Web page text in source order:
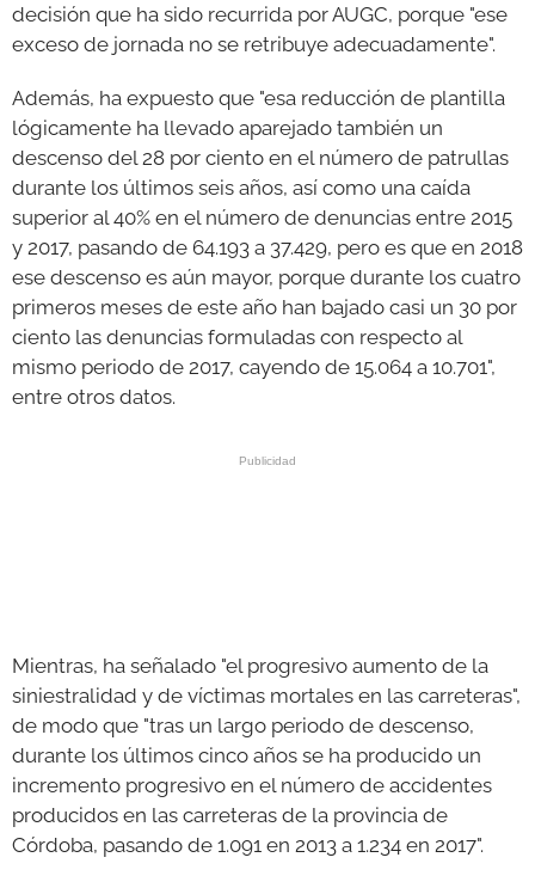
decisión que ha sido recurrida por AUGC, porque "ese
exceso de jornada no se retribuye adecuadamente".
Además, ha expuesto que "esa reducción de plantilla
lógicamente ha llevado aparejado también un
descenso del 28 por ciento en el número de patrullas
durante los últimos seis años, así como una caída
superior al 40% en el número de denuncias entre 2015
y 2017, pasando de 64.193 a 37.429, pero es que en 2018
ese descenso es aún mayor, porque durante los cuatro
primeros meses de este año han bajado casi un 30 por
ciento las denuncias formuladas con respecto al
mismo periodo de 2017, cayendo de 15.064 a 10.701",
entre otros datos.
Mientras, ha señalado "el progresivo aumento de la
siniestralidad y de víctimas mortales en las carreteras",
de modo que "tras un largo periodo de descenso,
durante los últimos cinco años se ha producido un
incremento progresivo en el número de accidentes
producidos en las carreteras de la provincia de
Córdoba, pasando de 1.091 en 2013 a 1.234 en 2017".